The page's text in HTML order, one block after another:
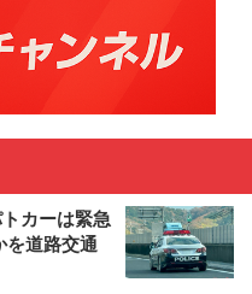
カーは緊急
を道路交通